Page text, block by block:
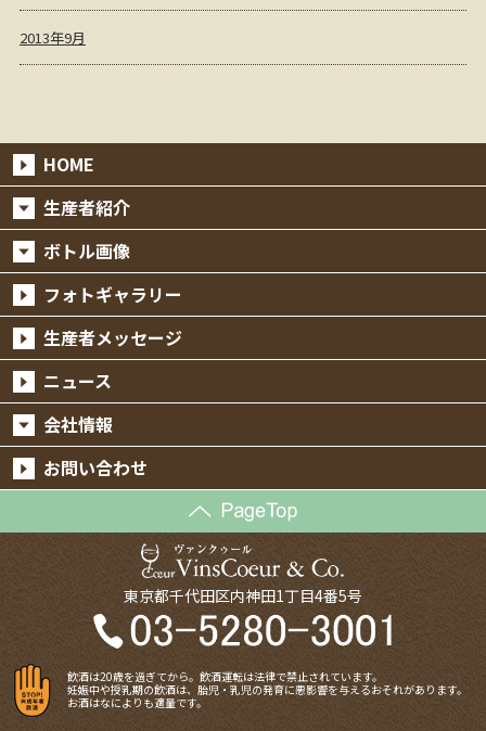
2013年9月
HOME
生産者紹介
ボトル画像
フォトギャラリー
生産者メッセージ
ニュース
会社情報
お問い合わせ
東京都千代田区内神田1丁目4番5号
飲酒は20歳を過ぎてから。飲酒運転は法律で禁止されています。
妊娠中や授乳期の飲酒は、胎児・乳児の発育に悪影響を与えるおそれがあります。
お酒はなによりも適量です。